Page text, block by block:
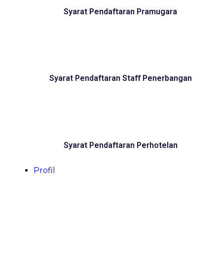
Syarat Pendaftaran Pramugara
Syarat Pendaftaran Staff Penerbangan
Syarat Pendaftaran Perhotelan
Profil